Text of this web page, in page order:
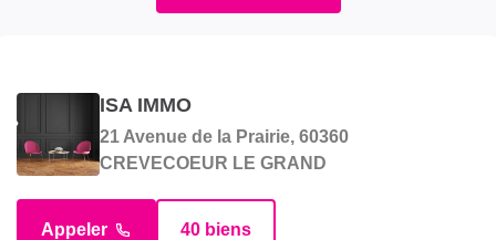
ISA IMMO
21 Avenue de la Prairie, 60360
CREVECOEUR LE GRAND
Appeler 40 biens